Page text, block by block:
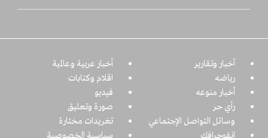
أخبار وتقارير
أخبار عربية وعالمية
رياضه
اقلام وكتابات
أخبار منوعه
فيديو
رأي حر
صورة وتعليق
وسائل التواصل الإجتماعي
تغريدات مختارة
انفوجرافك
سياسية الخصوصية